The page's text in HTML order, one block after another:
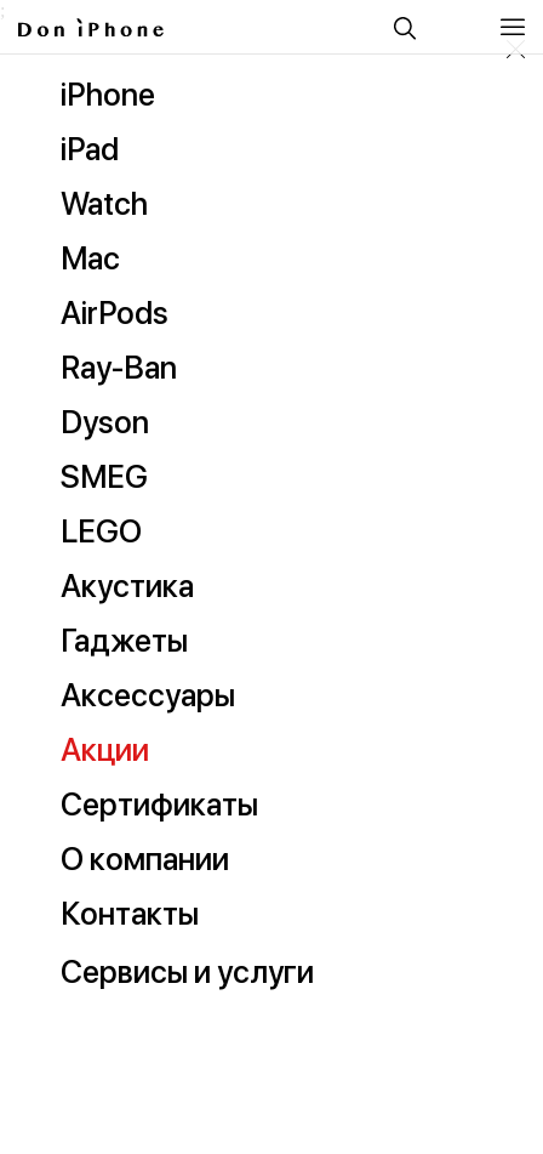
;
Контакты
О компании
Сертификаты
Акции
Аксессуары
Гаджеты
Акустика
Dyson
AirPods
Ray-Ban
LEGO
SMEG
Mac
Watch
iPad
iPhone
Сервисы и услуги